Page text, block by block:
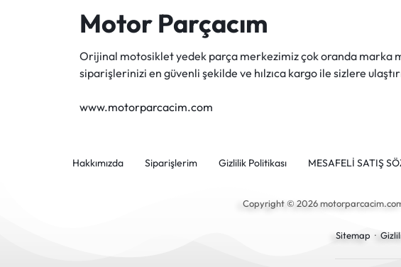
Motor Parçacım
Orijinal motosiklet yedek parça merkezimiz çok oranda marka
siparişlerinizi en güvenli şekilde ve hılzıca kargo ile sizlere
www.motorparcacim.com
Hakkımızda Siparişlerim Gizlilik Politikası MESAFELİ SATIŞ
Copyright © 2026
Sitemap ·